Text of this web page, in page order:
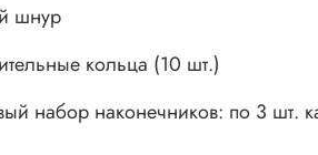
шнур
кольца (10 шт.)
набор наконечников: по 3